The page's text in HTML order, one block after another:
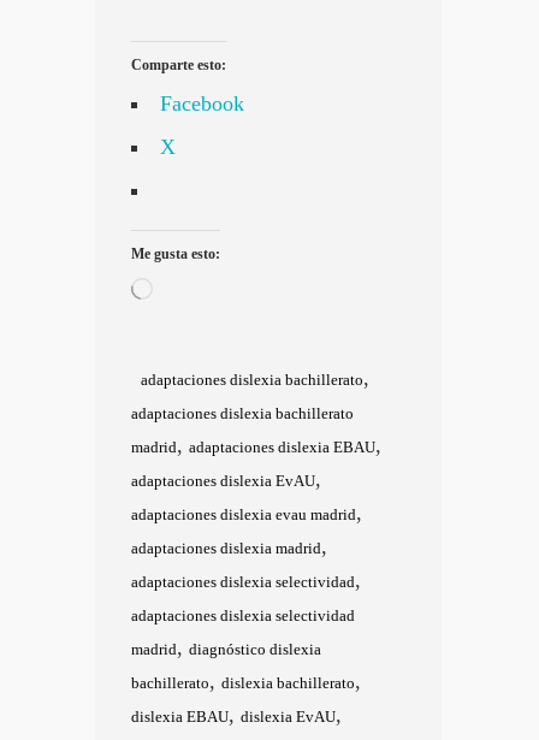
Comparte esto:
Facebook
X
Me gusta esto:
adaptaciones dislexia bachillerato,
adaptaciones dislexia bachillerato
madrid, adaptaciones dislexia EBAU,
adaptaciones dislexia EvAU,
adaptaciones dislexia evau madrid,
adaptaciones dislexia madrid,
adaptaciones dislexia selectividad,
adaptaciones dislexia selectividad
madrid, diagnóstico dislexia
bachillerato, dislexia bachillerato,
dislexia EBAU, dislexia EvAU,